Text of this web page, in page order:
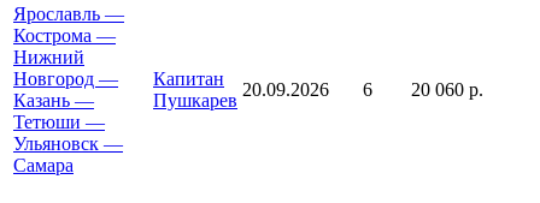
Ярославль —
Кострома —
Нижний
Новгород —
Казань —
Тетюши —
Ульяновск —
Самара
Капитан
Пушкарев
20.09.2026 6 20 060 р.